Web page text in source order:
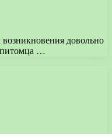
довольно
питомца …